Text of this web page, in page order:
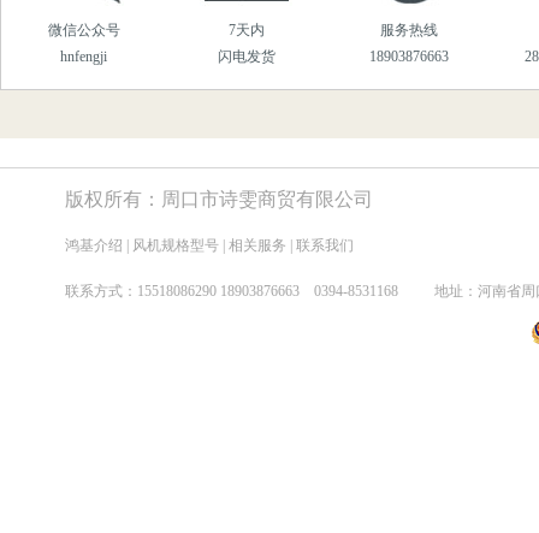
微信公众号
hnfengji
7天内
闪电发货
服务热线
18903876663
版权所有：周口市诗雯商贸有限公司
鸿基介绍 | 风机规格型号 | 相关服务 | 联系我们
联系方式： 15518086290 18903876663 0394-8531168 地